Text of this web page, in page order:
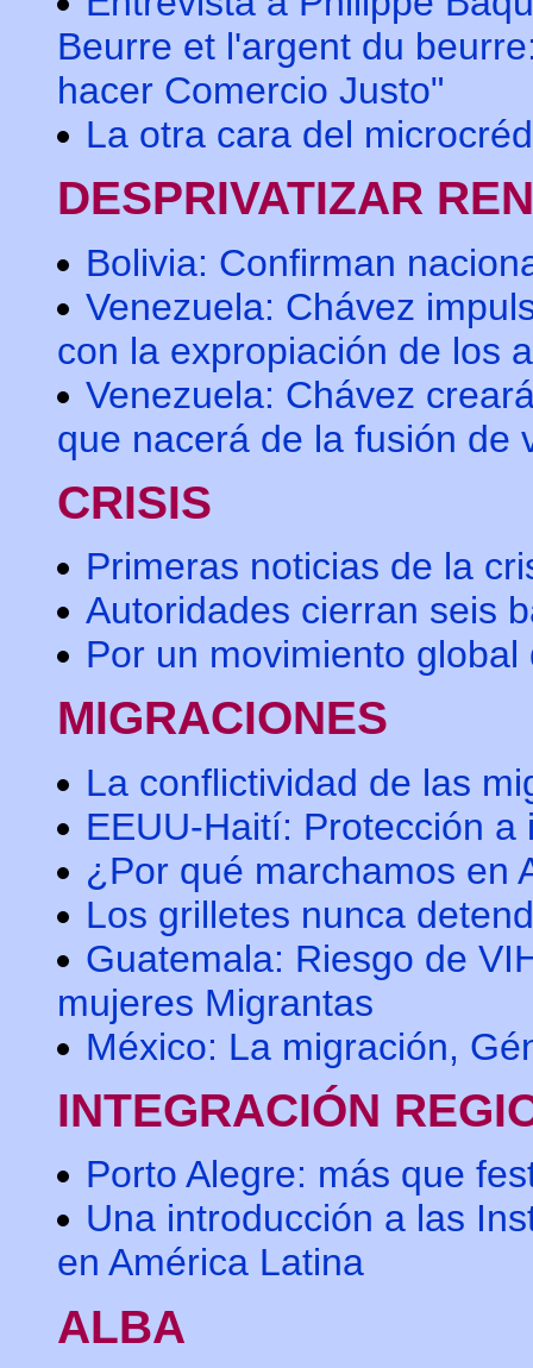
Beurre et l'argent du
hacer Comercio Justo"
La otra cara del
DESPRIVATIZAR
Bolivia: Confirman
Venezuela: Chávez
con la expropiación de los
Venezuela: Chávez
que nacerá de la fusión de
CRISIS
Primeras noticias de la
Autoridades cierran seis
Por un movimiento
MIGRACIONES
La conflictividad de las
EEUU-Haití: Protección
¿Por qué marchamos en
Los grilletes nunca
Guatemala: Riesgo de
mujeres Migrantas
México: La migración,
INTEGRACIÓN
Porto Alegre: más que
Una introducción a las
en América Latina
ALBA